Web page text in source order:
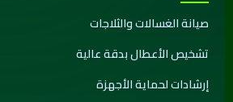
صيانة الغسالات والثلاجات
تشخيص الأعطال بدقة عالية
إرشادات لحماية الأجهزة